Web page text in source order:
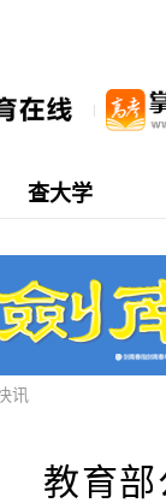
查大学
讯
教育部